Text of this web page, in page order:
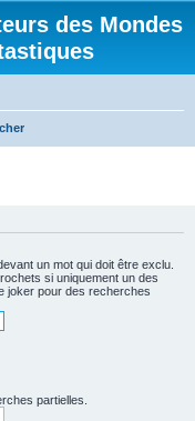
des Mondes
un mot qui doit être exclu.
si uniquement un des
joker pour des recherches
partielles.